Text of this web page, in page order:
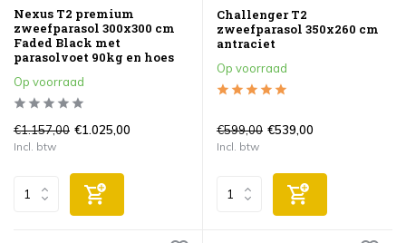
Nexus T2 premium
zweefparasol 300x300 cm
Faded Black met
parasolvoet 90kg en hoes
Op voorraad
€1.157,00 €1.025,00
Incl. btw
Challenger T2
zweefparasol 350x260 cm
antraciet
Op voorraad
€599,00 €539,00
Incl. btw